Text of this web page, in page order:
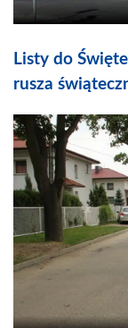
Listy do
rusza